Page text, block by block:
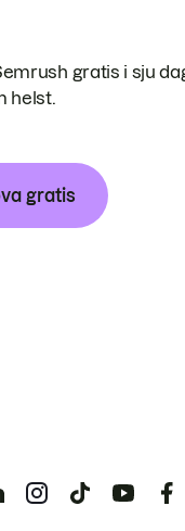
gratis i sju
helst.
gratis